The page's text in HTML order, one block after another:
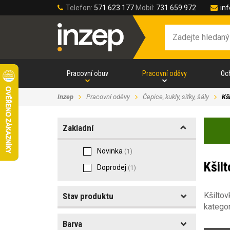
Telefon: 571 623 177 Mobil: 731 659 972
Pracovní obuv Pracovní oděvy
Inzep Pracovní oděvy Čepice, kukly, síťky, šály
Zakladní
Novinka (1)
Doprodej (1)
Stav produktu
Barva